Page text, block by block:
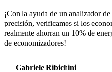
¡Con la ayuda de un analizador
precisión, verificamos si los
realmente ahorran un 10% de
de economizadores!
Gabriele Ribichini